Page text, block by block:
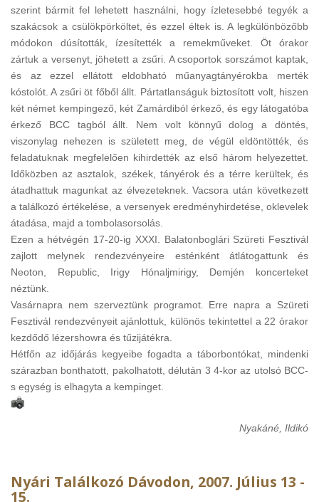
szerint bármit fel lehetett használni, hogy ízletesebbé tegyék a
szakácsok a csülökpörköltet, és ezzel éltek is. A legkülönbözőbb
módokon dúsították, ízesítették a remekműveket. Öt órakor
zártuk a versenyt, jöhetett a zsűri. A csoportok sorszámot kaptak,
és az ezzel ellátott eldobható műanyagtányérokba merték
kóstolót. A zsűri öt főből állt. Pártatlanságuk biztosított volt, hiszen
két német kempingező, két Zamárdiból érkező, és egy látogatóba
érkező BCC tagból állt. Nem volt könnyű dolog a döntés,
viszonylag nehezen is született meg, de végül eldöntötték, és
feladatuknak megfelelően kihirdették az első három helyezettet.
Időközben az asztalok, székek, tányérok és a térre kerültek, és
átadhattuk magunkat az élvezeteknek. Vacsora után következett
a találkozó értékelése, a versenyek eredményhirdetése, oklevelek
átadása, majd a tombolasorsolás.
Ezen a hétvégén 17-20-ig XXXI. Balatonboglári Szüreti Fesztivál
zajlott melynek rendezvényeire esténként átlátogattunk és
Neoton, Republic, Irigy Hónaljmirigy, Demjén koncerteket
néztünk.
Vasárnapra nem szerveztünk programot. Erre napra a Szüreti
Fesztivál rendezvényeit ajánlottuk, különös tekintettel a 22 órakor
kezdődő lézershowra és tűzijátékra.
Hétfőn az időjárás kegyeibe fogadta a táborbontókat, mindenki
szárazban bonthatott, pakolhatott, délután 3 4-kor az utolsó BCC-
s egység is elhagyta a kempinget.
Nyakáné, Ildikó
Nyári Találkozó Dávodon, 2007. Július 13 -
15.